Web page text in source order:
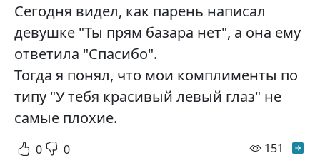
Сегодня видел, как парень написал
девушке "Ты прям базара нет", а она ему
ответила "Спасибо".
Тогда я понял, что мои комплименты по
типу "У тебя красивый левый глаз" не
самые плохие.
0 0 151